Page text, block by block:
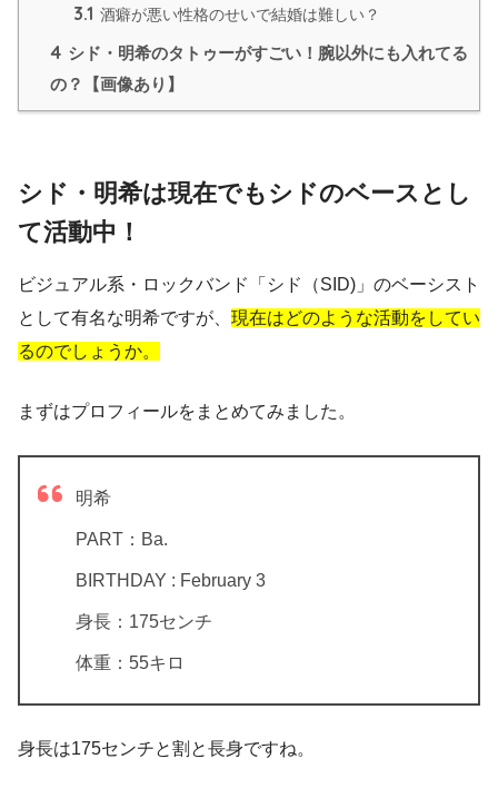
3.1 酒癖が悪い性格のせいで結婚は難しい？
4 シド・明希のタトゥーがすごい！腕以外にも入れてる
の？【画像あり】
シド・明希は現在でもシドのベースとし
て活動中！
ビジュアル系・ロックバンド「シド（SID)」のベーシスト
として有名な明希ですが、 現在はどのような活動をしてい
るのでしょうか。
まずはプロフィールをまとめてみました。
明希
PART：Ba.
BIRTHDAY : February 3
身長：175センチ
体重：55キロ
身長は175センチと割と長身ですね。